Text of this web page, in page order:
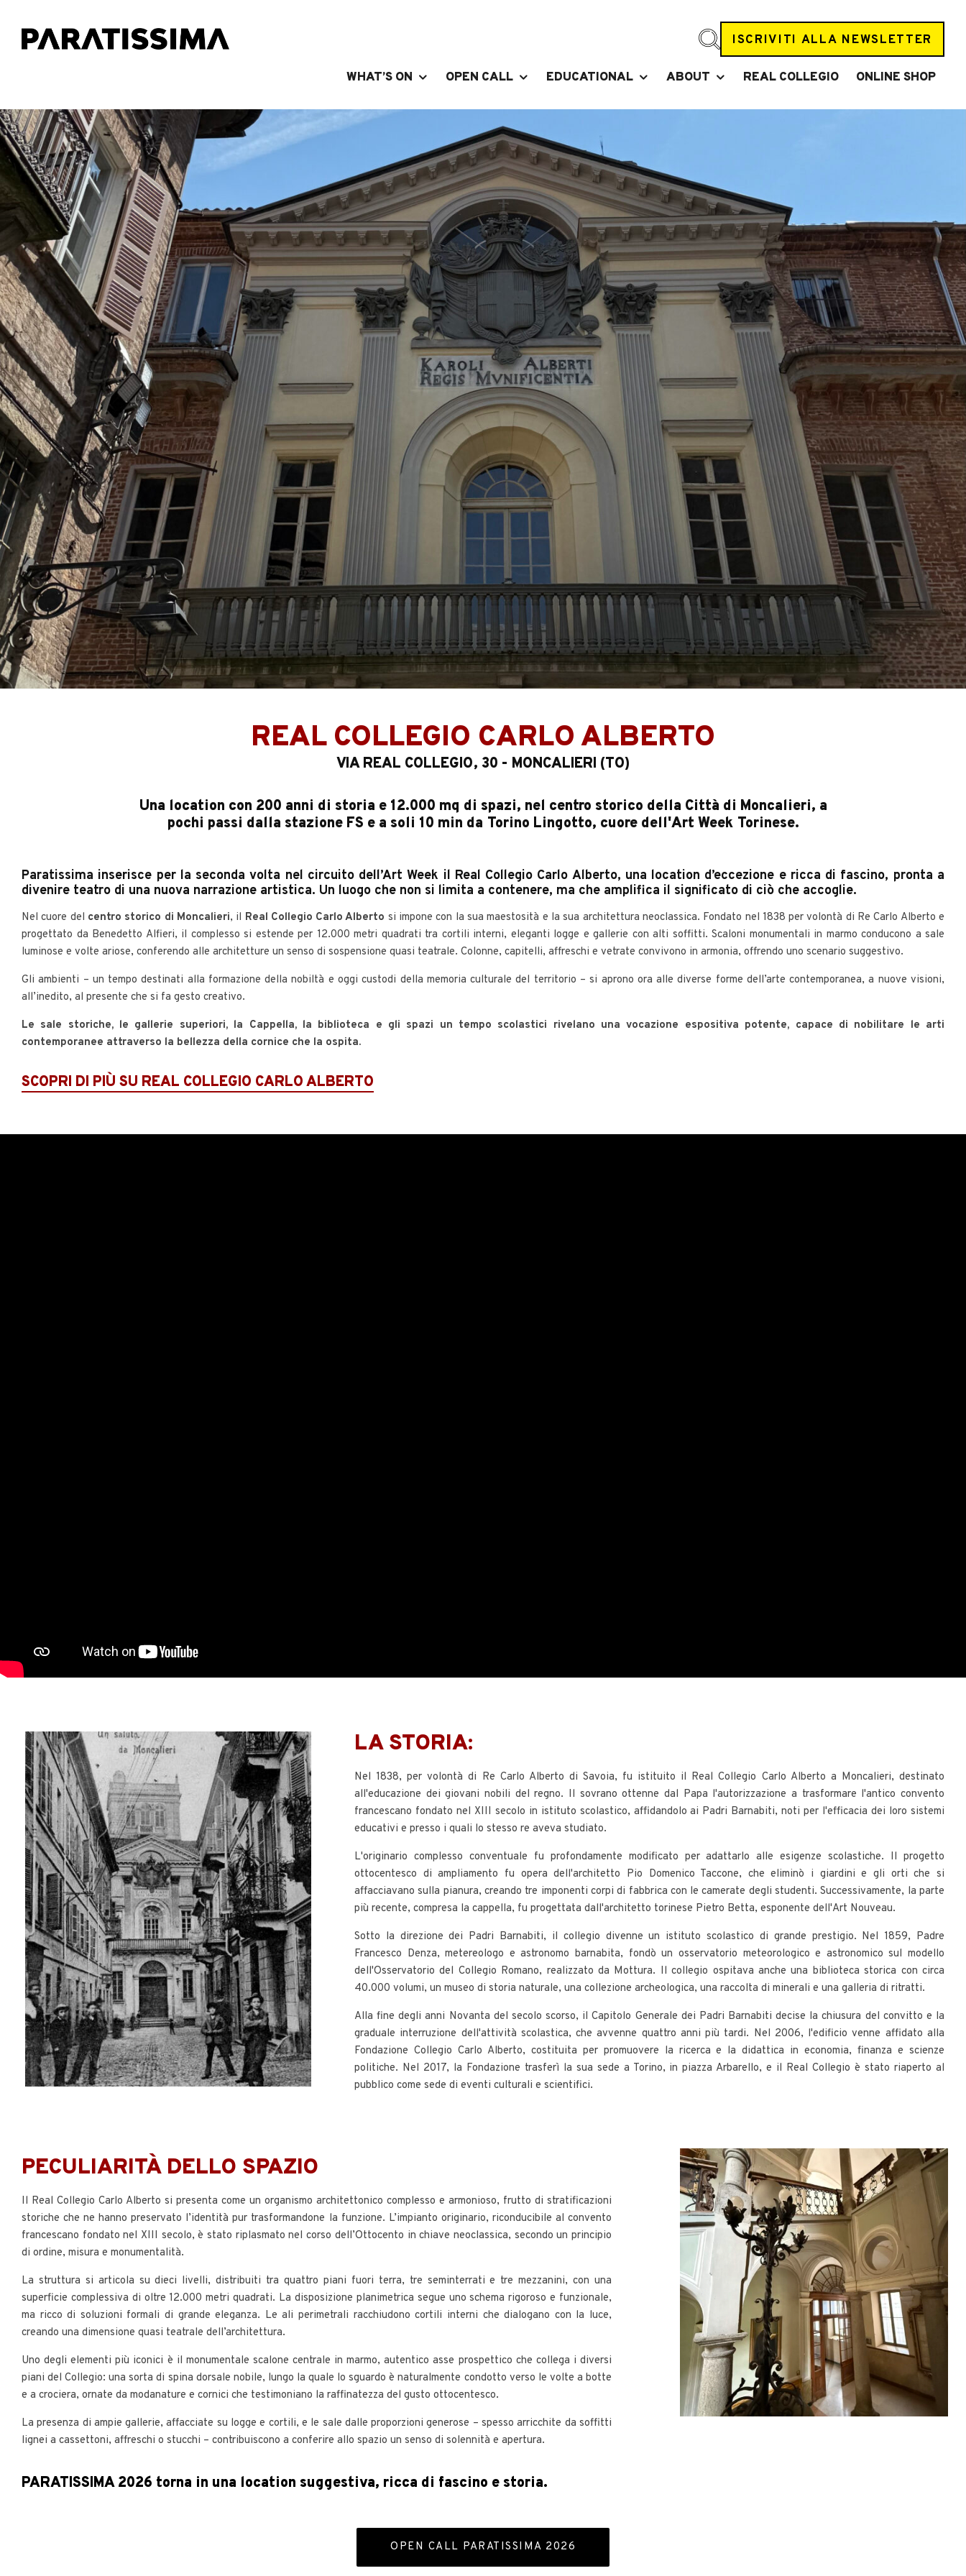
ISCRIVITI ALLA NEWSLETTER
WHAT’S ON OPEN CALL EDUCATIONAL ABOUT REAL COLLEGIO ONLINE SHOP
REAL COLLEGIO CARLO ALBERTO
VIA REAL COLLEGIO, 30 - MONCALIERI (TO)
Una location con 200 anni di storia e 12.000 mq di spazi, nel centro storico della Città di Moncalieri, a
pochi passi dalla stazione FS e a soli 10 min da Torino Lingotto, cuore dell'Art Week Torinese.
Paratissima inserisce per la seconda volta nel circuito dell’Art Week il Real Collegio Carlo Alberto, una location d’eccezione e ricca di fascino, pronta a
divenire teatro di una nuova narrazione artistica. Un luogo che non si limita a contenere, ma che amplifica il significato di ciò che accoglie.
Nel cuore del centro storico di Moncalieri, il Real Collegio Carlo Alberto si impone con la sua maestosità e la sua architettura neoclassica. Fondato nel 1838 per volontà di Re Carlo Alberto e
progettato da Benedetto Alfieri, il complesso si estende per 12.000 metri quadrati tra cortili interni, eleganti logge e gallerie con alti soffitti. Scaloni monumentali in marmo conducono a sale
luminose e volte ariose, conferendo alle architetture un senso di sospensione quasi teatrale. Colonne, capitelli, affreschi e vetrate convivono in armonia, offrendo uno scenario suggestivo.
Gli ambienti – un tempo destinati alla formazione della nobiltà e oggi custodi della memoria culturale del territorio – si aprono ora alle diverse forme dell’arte contemporanea, a nuove visioni,
all’inedito, al presente che si fa gesto creativo.
Le sale storiche, le gallerie superiori, la Cappella, la biblioteca e gli spazi un tempo scolastici rivelano una vocazione espositiva potente, capace di nobilitare le arti
contemporanee attraverso la bellezza della cornice che la ospita.
SCOPRI DI PIÙ SU REAL COLLEGIO CARLO ALBERTO
LA STORIA:
Nel 1838, per volontà di Re Carlo Alberto di Savoia, fu istituito il Real Collegio Carlo Alberto a Moncalieri, destinato
all'educazione dei giovani nobili del regno. Il sovrano ottenne dal Papa l'autorizzazione a trasformare l'antico convento
francescano fondato nel XIII secolo in istituto scolastico, affidandolo ai Padri Barnabiti, noti per l'efficacia dei loro sistemi
educativi e presso i quali lo stesso re aveva studiato.
L'originario complesso conventuale fu profondamente modificato per adattarlo alle esigenze scolastiche. Il progetto
ottocentesco di ampliamento fu opera dell'architetto Pio Domenico Taccone, che eliminò i giardini e gli orti che si
affacciavano sulla pianura, creando tre imponenti corpi di fabbrica con le camerate degli studenti. Successivamente, la parte
più recente, compresa la cappella, fu progettata dall'architetto torinese Pietro Betta, esponente dell'Art Nouveau.
Sotto la direzione dei Padri Barnabiti, il collegio divenne un istituto scolastico di grande prestigio. Nel 1859, Padre
Francesco Denza, metereologo e astronomo barnabita, fondò un osservatorio meteorologico e astronomico sul modello
dell'Osservatorio del Collegio Romano, realizzato da Mottura. Il collegio ospitava anche una biblioteca storica con circa
40.000 volumi, un museo di storia naturale, una collezione archeologica, una raccolta di minerali e una galleria di ritratti.
Alla fine degli anni Novanta del secolo scorso, il Capitolo Generale dei Padri Barnabiti decise la chiusura del convitto e la
graduale interruzione dell'attività scolastica, che avvenne quattro anni più tardi. Nel 2006, l'edificio venne affidato alla
Fondazione Collegio Carlo Alberto, costituita per promuovere la ricerca e la didattica in economia, finanza e scienze
politiche. Nel 2017, la Fondazione trasferì la sua sede a Torino, in piazza Arbarello, e il Real Collegio è stato riaperto al
pubblico come sede di eventi culturali e scientifici.
PECULIARITÀ DELLO SPAZIO
Il Real Collegio Carlo Alberto si presenta come un organismo architettonico complesso e armonioso, frutto di stratificazioni
storiche che ne hanno preservato l’identità pur trasformandone la funzione. L’impianto originario, riconducibile al convento
francescano fondato nel XIII secolo, è stato riplasmato nel corso dell’Ottocento in chiave neoclassica, secondo un principio
di ordine, misura e monumentalità.
La struttura si articola su dieci livelli, distribuiti tra quattro piani fuori terra, tre seminterrati e tre mezzanini, con una
superficie complessiva di oltre 12.000 metri quadrati. La disposizione planimetrica segue uno schema rigoroso e funzionale,
ma ricco di soluzioni formali di grande eleganza. Le ali perimetrali racchiudono cortili interni che dialogano con la luce,
creando una dimensione quasi teatrale dell’architettura.
Uno degli elementi più iconici è il monumentale scalone centrale in marmo, autentico asse prospettico che collega i diversi
piani del Collegio: una sorta di spina dorsale nobile, lungo la quale lo sguardo è naturalmente condotto verso le volte a botte
e a crociera, ornate da modanature e cornici che testimoniano la raffinatezza del gusto ottocentesco.
La presenza di ampie gallerie, affacciate su logge e cortili, e le sale dalle proporzioni generose – spesso arricchite da soffitti
lignei a cassettoni, affreschi o stucchi – contribuiscono a conferire allo spazio un senso di solennità e apertura.
PARATISSIMA 2026 torna in una location suggestiva, ricca di fascino e storia.
OPEN CALL PARATISSIMA 2026